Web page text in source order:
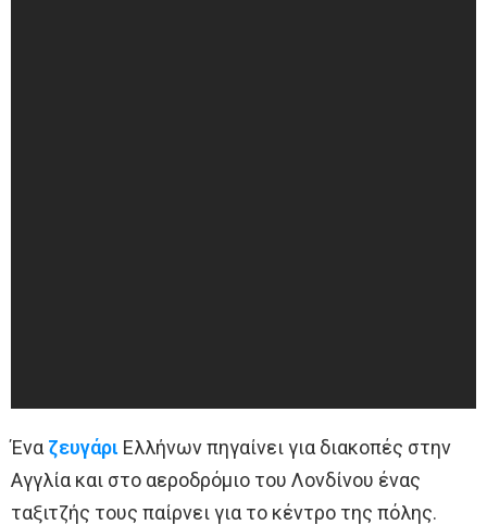
Ένα ζευγάρι Ελλήνων πηγαίνει για διακοπές στην
Αγγλία και στο αεροδρόμιο του Λονδίνου ένας
ταξιτζής τους παίρνει για το κέντρο της πόλης.